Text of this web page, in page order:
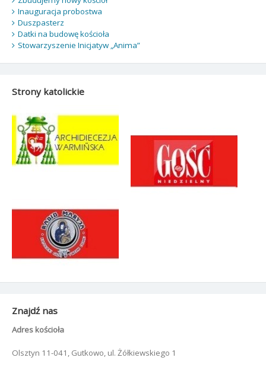
Inauguracja probostwa
Duszpasterz
Datki na budowę kościoła
Stowarzyszenie Inicjatyw „Anima”
Strony katolickie
Znajdź nas
Adres kościoła
Olsztyn 11-041, Gutkowo, ul. Żółkiewskiego 1